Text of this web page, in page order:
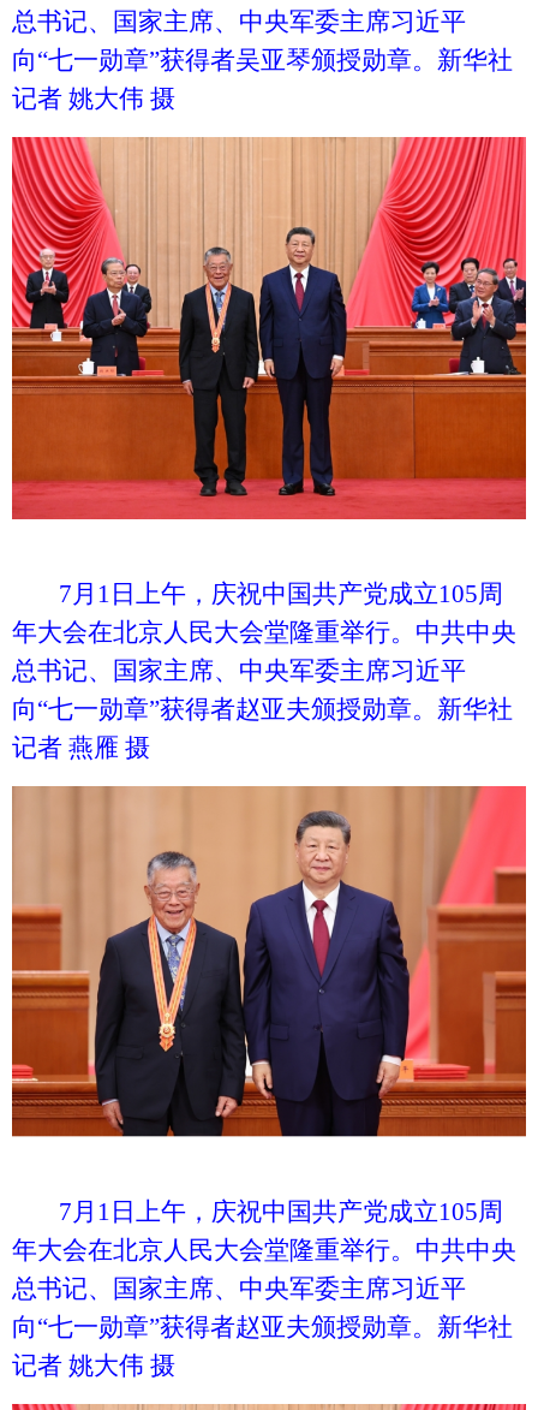
总书记、国家主席、中央军委主席习近平
向“七一勋章”获得者吴亚琴颁授勋章。新华社
记者 姚大伟 摄
7月1日上午，庆祝中国共产党成立105周
年大会在北京人民大会堂隆重举行。中共中央
总书记、国家主席、中央军委主席习近平
向“七一勋章”获得者赵亚夫颁授勋章。新华社
记者 燕雁 摄
7月1日上午，庆祝中国共产党成立105周
年大会在北京人民大会堂隆重举行。中共中央
总书记、国家主席、中央军委主席习近平
向“七一勋章”获得者赵亚夫颁授勋章。新华社
记者 姚大伟 摄